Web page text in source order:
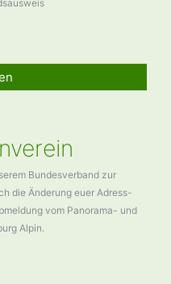
Bundesverband zur
die Änderung euer Adress-
vom Panorama- und
Alpin.